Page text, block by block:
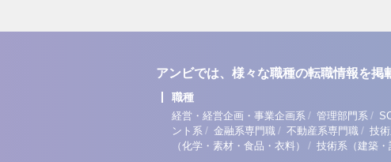
アンビでは、様々な職種の転職情報を掲
職種
経営・経営企画・事業企画系 / 管理部門系 /
ント系 / 金融系専門職 / 不動産系専門職 / 技
（化学・素材・食品・衣料）
/ 技術系（建築・